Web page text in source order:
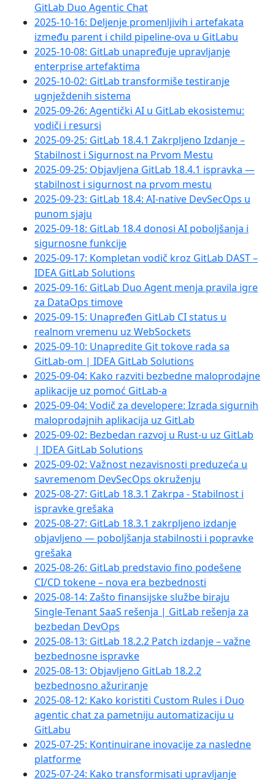
GitLab Duo Agentic Chat
2025-10-16: Deljenje promenljivih i artefakata
između parent i child pipeline-ova u GitLabu
2025-10-08: GitLab unapređuje upravljanje
enterprise artefaktima
2025-10-02: GitLab transformiše testiranje
ugnježdenih sistema
2025-09-26: Agentički AI u GitLab ekosistemu:
vodiči i resursi
2025-09-25: GitLab 18.4.1 Zakrpljeno Izdanje –
Stabilnost i Sigurnost na Prvom Mestu
2025-09-25: Objavljena GitLab 18.4.1 ispravka —
stabilnost i sigurnost na prvom mestu
2025-09-23: GitLab 18.4: AI-native DevSecOps u
punom sjaju
2025-09-18: GitLab 18.4 donosi AI poboljšanja i
sigurnosne funkcije
2025-09-17: Kompletan vodič kroz GitLab DAST –
IDEA GitLab Solutions
2025-09-16: GitLab Duo Agent menja pravila igre
za DataOps timove
2025-09-15: Unapređen GitLab CI status u
realnom vremenu uz WebSockets
2025-09-10: Unapredite Git tokove rada sa
GitLab-om | IDEA GitLab Solutions
2025-09-04: Kako razviti bezbedne maloprodajne
aplikacije uz pomoć GitLab-a
2025-09-04: Vodič za developere: Izrada sigurnih
maloprodajnih aplikacija uz GitLab
2025-09-02: Bezbedan razvoj u Rust-u uz GitLab
| IDEA GitLab Solutions
2025-09-02: Važnost nezavisnosti preduzeća u
savremenom DevSecOps okruženju
2025-08-27: GitLab 18.3.1 Zakrpa - Stabilnost i
ispravke grešaka
2025-08-27: GitLab 18.3.1 zakrpljeno izdanje
objavljeno — poboljšanja stabilnosti i popravke
grešaka
2025-08-26: GitLab predstavio fino podešene
CI/CD tokene – nova era bezbednosti
2025-08-14: Zašto finansijske službe biraju
Single-Tenant SaaS rešenja | GitLab rešenja za
bezbedan DevOps
2025-08-13: GitLab 18.2.2 Patch izdanje – važne
bezbednosne ispravke
2025-08-13: Objavljeno GitLab 18.2.2
bezbednosno ažuriranje
2025-08-12: Kako koristiti Custom Rules i Duo
agentic chat za pametniju automatizaciju u
GitLabu
2025-07-25: Kontinuirane inovacije za nasledne
platforme
2025-07-24: Kako transformisati upravljanje